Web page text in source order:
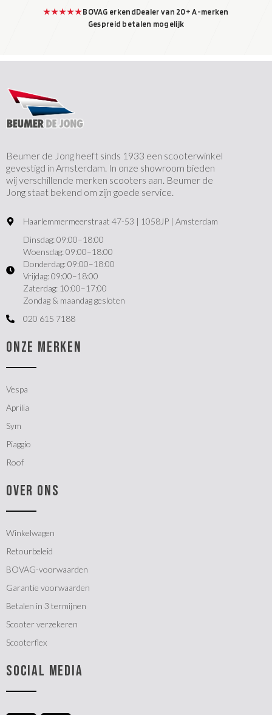
★★★★★BOVAG erkendDealer van 20+ A-merken
Gespreid betalen mogelijk
Beumer de Jong heeft sinds 1933 een scooterwinkel
gevestigd in Amsterdam. In onze showroom bieden
wij verschillende merken scooters aan. Beumer de
Jong staat bekend om zijn goede service.
Haarlemmermeerstraat 47-53 | 1058JP | Amsterdam
Dinsdag: 09:00–18:00
Woensdag: 09:00–18:00
Donderdag: 09:00–18:00
Vrijdag: 09:00–18:00
Zaterdag: 10:00–17:00
Zondag & maandag gesloten
020 615 7188
ONZE MERKEN
Vespa
Aprilia
Sym
Piaggio
Roof
OVER ONS
Winkelwagen
Retourbeleid
BOVAG-voorwaarden
Garantie voorwaarden
Betalen in 3 termijnen
Scooter verzekeren
Scooterflex
SOCIAL MEDIA